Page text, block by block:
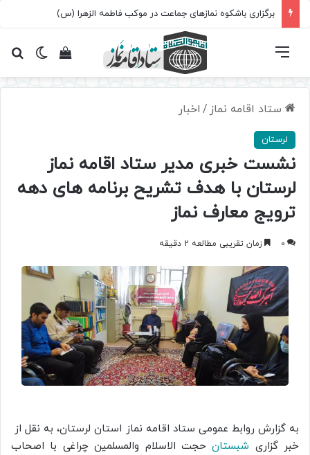
برگزاری باشکوه نمازهای جماعت در موکب فاطمه الزهرا (س)
تغییرمشاهده فهرست
ستاد اقامه نماز / اخبار
لرستان
نشست خبری مدیر ستاد اقامه نماز
لرستان با هدف تشریح برنامه های دهه
ترویج معارف نماز
0 زمان تقریبی مطالعه 2 دقیقه
به گزارش روابط عمومی ستاد اقامه نماز استان لرستان، به نقل از
خبر گزاری شبستانحجت الاسلام والمسلمین چراغی با اصحاب